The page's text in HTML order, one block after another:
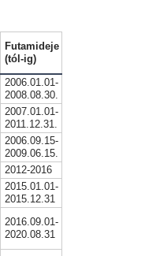
Futamideje
(tól-ig)
2006.01.01-
2008.08.30.
2007.01.01-
2011.12.31.
2006.09.15-
2009.06.15.
2012-2016
2015.01.01-
2015.12.31
2016.09.01-
2020.08.31